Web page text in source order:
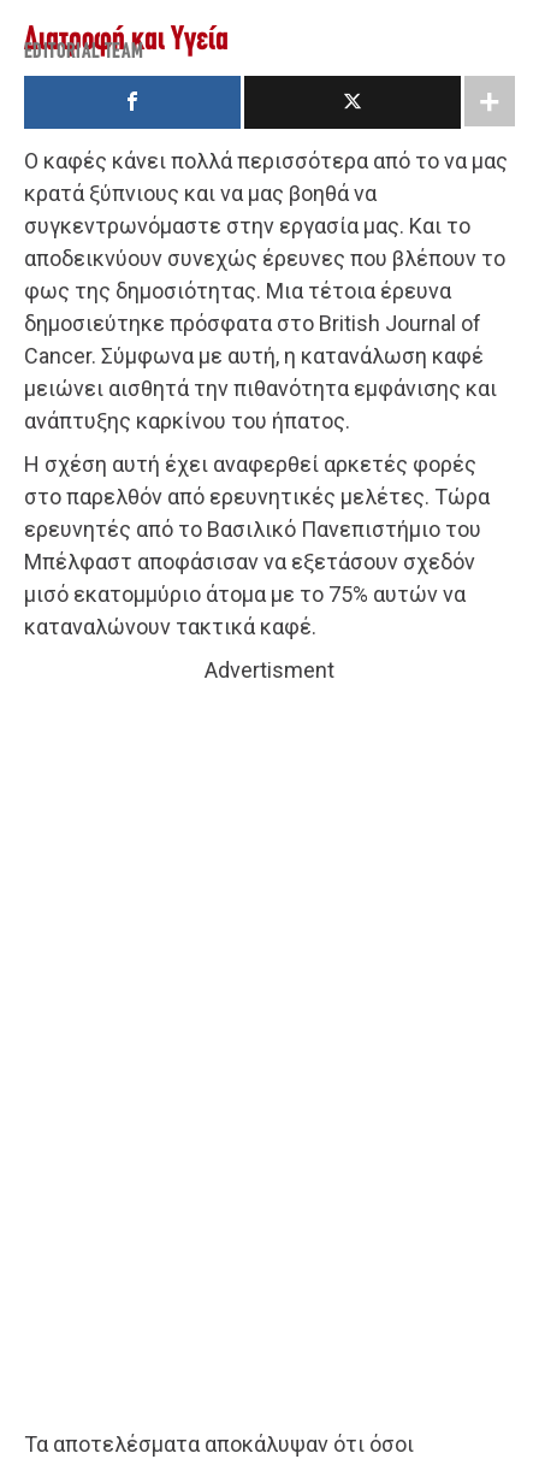
Διατροφή και Υγεία
EDITORIAL TEAM
Ο καφές κάνει πολλά περισσότερα από το να μας
κρατά ξύπνιους και να μας βοηθά να
συγκεντρωνόμαστε στην εργασία μας. Και το
αποδεικνύουν συνεχώς έρευνες που βλέπουν το
φως της δημοσιότητας. Μια τέτοια έρευνα
δημοσιεύτηκε πρόσφατα στο British Journal of
Cancer. Σύμφωνα με αυτή, η κατανάλωση καφέ
μειώνει αισθητά την πιθανότητα εμφάνισης και
ανάπτυξης καρκίνου του ήπατος.
Η σχέση αυτή έχει αναφερθεί αρκετές φορές
στο παρελθόν από ερευνητικές μελέτες. Τώρα
ερευνητές από το Βασιλικό Πανεπιστήμιο του
Μπέλφαστ αποφάσισαν να εξετάσουν σχεδόν
μισό εκατομμύριο άτομα με το 75% αυτών να
καταναλώνουν τακτικά καφέ.
Advertisment
Τα αποτελέσματα αποκάλυψαν ότι όσοι